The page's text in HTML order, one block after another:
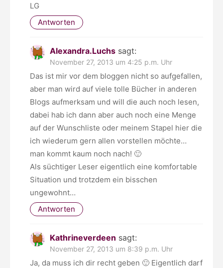
LG
Antworten
Alexandra.Luchs sagt:
November 27, 2013 um 4:25 p.m. Uhr
Das ist mir vor dem bloggen nicht so aufgefallen,
aber man wird auf viele tolle Bücher in anderen
Blogs aufmerksam und will die auch noch lesen,
dabei hab ich dann aber auch noch eine Menge
auf der Wunschliste oder meinem Stapel hier die
ich wiederum gern allen vorstellen möchte…
man kommt kaum noch nach! 🙂
Als süchtiger Leser eigentlich eine komfortable
Situation und trotzdem ein bisschen
ungewohnt…
Antworten
Kathrineverdeen sagt:
November 27, 2013 um 8:39 p.m. Uhr
Ja, da muss ich dir recht geben 🙂 Eigentlich darf